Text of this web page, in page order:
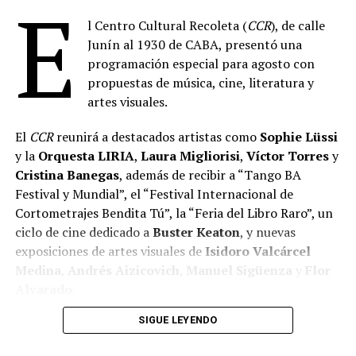
E l Centro Cultural Recoleta (CCR), de calle
Junín al 1930 de CABA, presentó una
programación especial para agosto con
propuestas de música, cine, literatura y
artes visuales.
El CCRreunirá a destacados artistas como Sophie Lüssi
y la Orquesta LIRIA, Laura Migliorisi, Víctor Torresy
Cristina Banegas, además de recibir a “Tango BA
Festival y Mundial”, el “Festival Internacional de
Cortometrajes Bendita Tú”, la “Feria del Libro Raro”, un
ciclo de cine dedicado aBuster Keaton, y nuevas
exposiciones de artes visuales deIsidoro Valcárcel
Medina
Andrés Aizicovich Manuel Sigüenza
Flor
SIGUE LEYENDO